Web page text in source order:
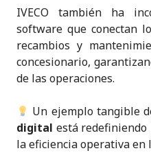
IVECO también ha
software que conectan
recambios y
concesionario,
de las operaciones.
Un ejemplo tangible
digital está
la eficiencia operativa en